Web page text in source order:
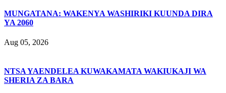
MUNGATANA: WAKENYA WASHIRIKI KUUNDA DIRA
YA 2060
Aug 05, 2026
NTSA YAENDELEA KUWAKAMATA WAKIUKAJI WA
SHERIA ZA BARA